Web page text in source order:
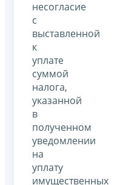
несогласие
с
выставленной
к
уплате
суммой
налога,
указанной
в
полученном
уведомлении
на
уплату
имущественных